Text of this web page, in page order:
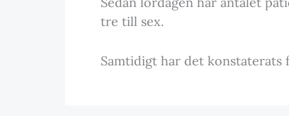
tre till sex.
Samtidigt har det konstaterats